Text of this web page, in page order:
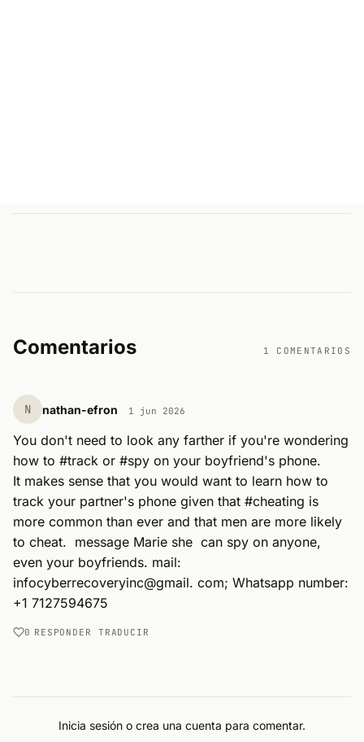
Comentarios 1 COMENTARIOS
N nathan-efron 1 jun 2026
You don't need to look any farther if you're wondering
how to #track or #spy on your boyfriend's phone.
It makes sense that you would want to learn how to
track your partner's phone given that #cheating is
more common than ever and that men are more likely
to cheat.  message Marie she  can spy on anyone,
even your boyfriends. mail:
infocyberrecoveryinc@gmail. com; Whatsapp number:
+1 7127594675
0 RESPONDER TRADUCIR
Inicia sesión o crea una cuenta para comentar.